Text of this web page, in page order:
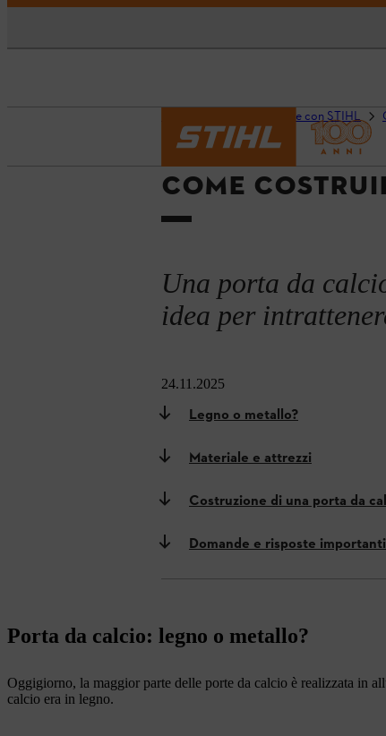
Fai da te con STIHL
COME
Una porta da
idea per
24.11.2025
Legno o metallo?
Materiale e attrezzi
Costruzione di una porta da
Domande e risposte importanti
Porta da calcio: legno o metallo?
Oggigiorno, la maggior parte delle porte da calcio è realizzata in
calcio era in legno.